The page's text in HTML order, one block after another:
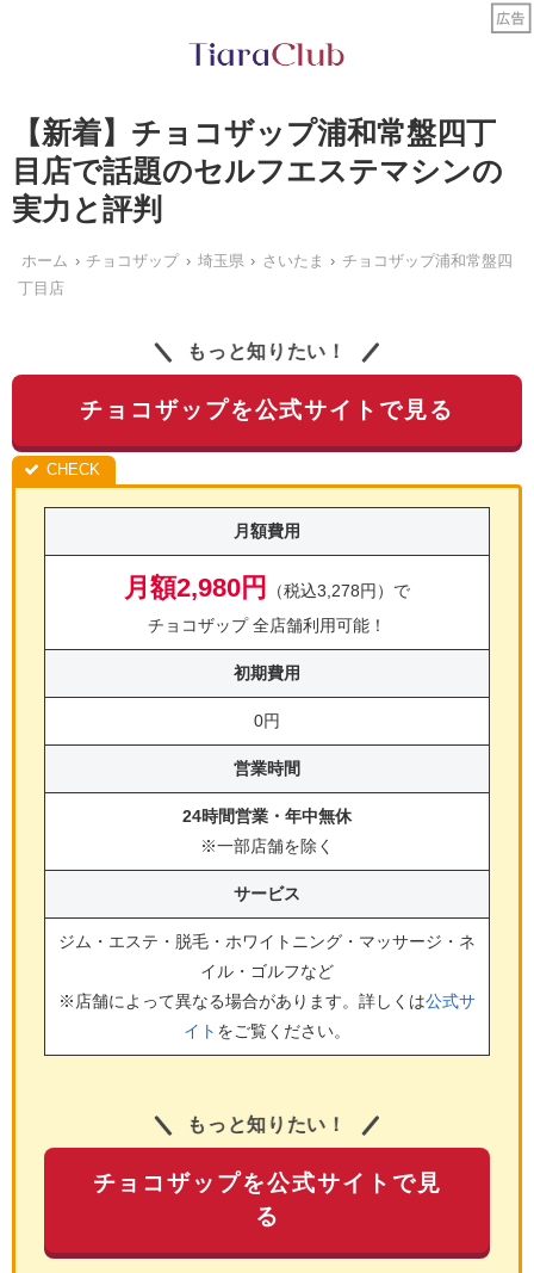
【新着】チョコザップ浦和常盤四丁
目店で話題のセルフエステマシンの
実力と評判
ホーム チョコザップ 埼玉県 さいたま
チョコザップ浦和常盤四
丁目店
もっと知りたい！
チョコザップを公式サイトで見る
月額費用
月額2,980円
（税込3,278円）で
チョコザップ 全店舗利用可能！
初期費用
0円
営業時間
24時間営業・年中無休
※一部店舗を除く
サービス
ジム・エステ・脱毛・ホワイトニング・マッサージ・ネ
イル・ゴルフなど
※店舗によって異なる場合があります。詳しくは公式サ
イト をご覧ください。
もっと知りたい！
チョコザップを公式サイトで見
る